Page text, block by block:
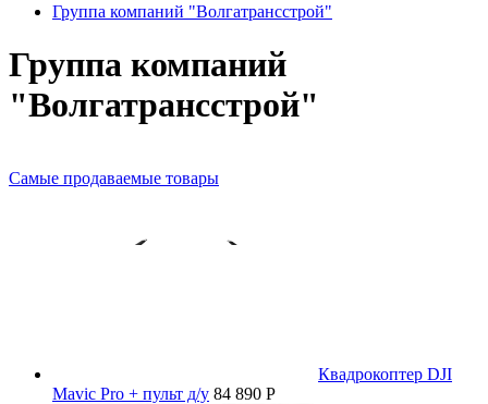
Группа компаний "Волгатрансстрой"
Группа компаний
"Волгатрансстрой"
Самые продаваемые товары
Квадрокоптер DJI
Mavic Pro + пульт д/у 84 890 P